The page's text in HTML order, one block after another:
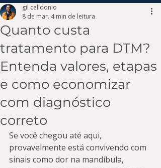
Quanto custa
tratamento para DTM?
Entenda valores, etapas
e como economizar
com diagnóstico
correto
gil celidonio
8 de mar. 4 min de leitura
Se você chegou até aqui,
provavelmente está convivendo com
sinais como dor na mandíbula,